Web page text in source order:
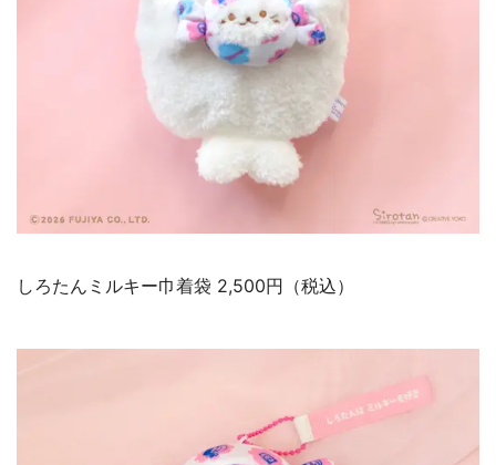
しろたんミルキー巾着袋 2,500円（税込）